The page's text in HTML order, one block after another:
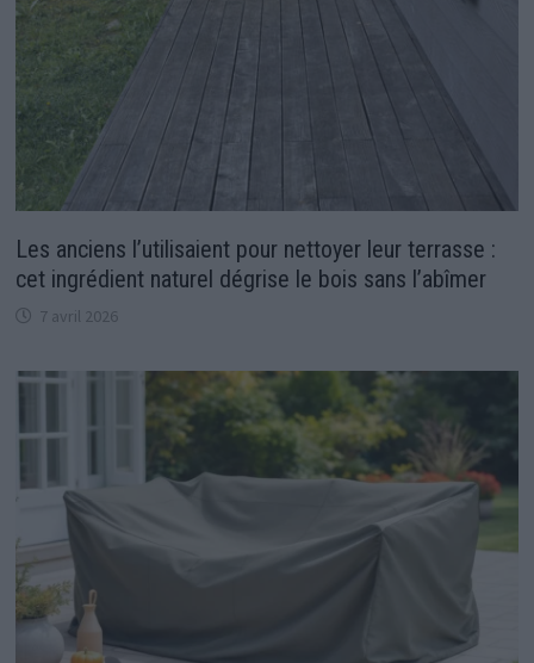
Les anciens l’utilisaient pour nettoyer leur terrasse :
cet ingrédient naturel dégrise le bois sans l’abîmer
7 avril 2026